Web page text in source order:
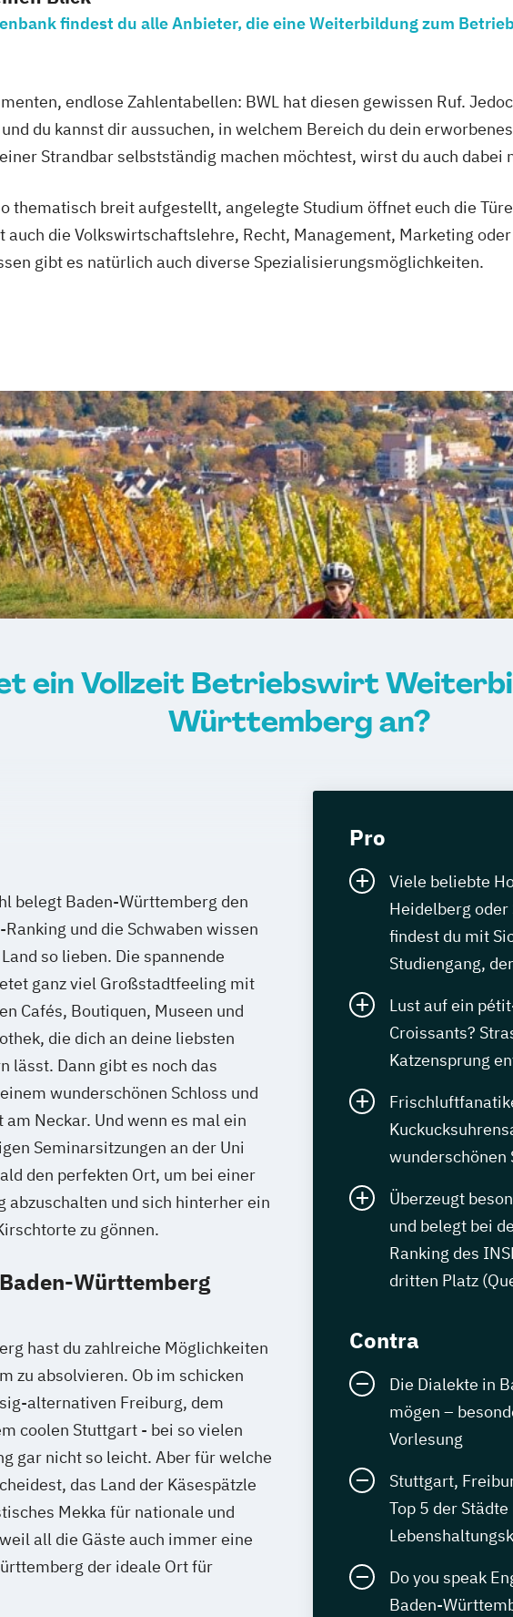
findest du alle Anbieter, die eine Weiterbildung zum
endlose Zahlentabellen: BWL hat diesen gewissen Ruf.
du kannst dir aussuchen, in welchem Bereich du dein
Strandbar selbstständig machen möchtest, wirst du auch dabei
thematisch breit aufgestellt, angelegte Studium öffnet euch die
auch die Volkswirtschaftslehre, Recht, Management, Marketing
gibt es natürlich auch diverse Spezialisierungsmöglichkeiten.
ein Vollzeit Betriebswirt
Württemberg an?
belegt Baden-Württemberg den
und die Schwaben wissen
so lieben. Die spannende
ganz viel Großstadtfeeling mit
Cafés, Boutiquen, Museen und
die dich an deine liebsten
lässt. Dann gibt es noch das
wunderschönen Schloss und
Neckar. Und wenn es mal ein
Seminarsitzungen an der Uni
den perfekten Ort, um bei einer
abzuschalten und sich hinterher ein
zu gönnen.
Württemberg
hast du zahlreiche Möglichkeiten
zu absolvieren. Ob im schicken
alternativen Freiburg, dem
coolen Stuttgart - bei so vielen
gar nicht so leicht. Aber für welche
das Land der Käsespätzle
Mekka für nationale und
all die Gäste auch immer eine
der ideale Ort für
Pro
Viele beliebte
Heidelberg
findest du mit
Studiengang,
Lust auf ein
Croissants?
Katzensprung
wunderschönen
Überzeugt
und belegt bei
Ranking des
dritten Platz
Contra
Die Dialekte in
mögen –
Vorlesung
Stuttgart,
Top 5 der
Do you speak
Baden-